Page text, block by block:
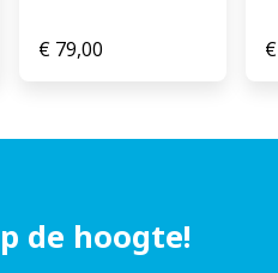
€79,00 €
de hoogte!